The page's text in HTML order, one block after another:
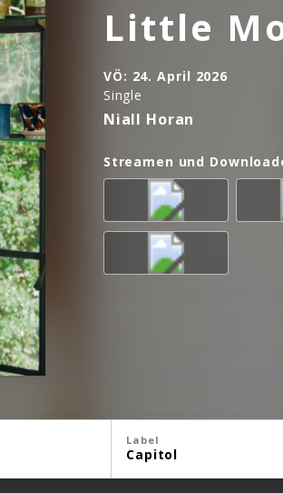
Little
VÖ: 24. April 2026
Single
Niall Horan
Streamen und
Label
Capitol